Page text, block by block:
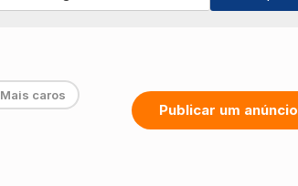
Mais caros
Publicar um anúncio